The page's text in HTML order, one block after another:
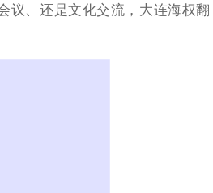
议、还是文化交流，大连海权翻